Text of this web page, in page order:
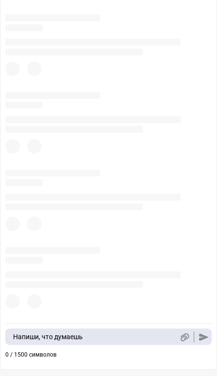
Напиши, что думаешь
0 / 1500 символов